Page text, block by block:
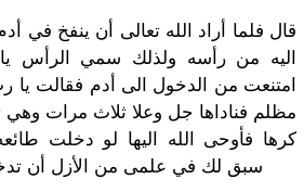
قال فلما أراد الله تعالى أن ينفخ في
اليه من رأسه ولذلك سمي الرأس
امتنعت من الدخول الى أدم فقالت
مظلم فناداها جل وعلا ثلاث مرات
كرها فأوحى الله اليها لو دخلت
سبق لك في علمى من الأزل أن